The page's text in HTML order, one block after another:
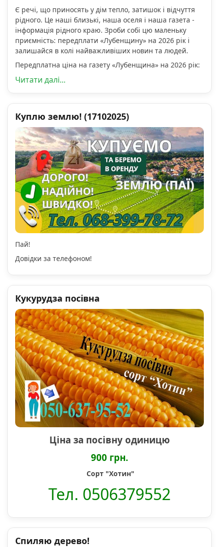
Є речі, що приносять у дім тепло, затишок і відчуття
рідного. Це наші близькі, наша оселя і наша газета -
інформація рідного краю. Зроби собі цю маленьку
приємність: передплати «Лубенщину» на 2026 рік і
залишайся в колі найважливіших новин та людей.
Передплатна ціна на газету «Лубенщина» на 2026 рік:
Читати далі...
Куплю землю! (17102025)
Пай!
Довідки за телефоном!
Кукурудза посівна
Ціна за посівну одиницю
900 грн.
Сорт "Хотин"
Тел. 0506379552
Спиляю дерево!